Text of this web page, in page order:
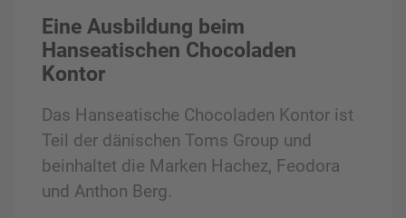
Eine Ausbildung beim
Hanseatischen Chocoladen
Kontor
Das Hanseatische Chocoladen Kontor ist
Teil der dänischen Toms Group und
beinhaltet die Marken Hachez, Feodora
und Anthon Berg.